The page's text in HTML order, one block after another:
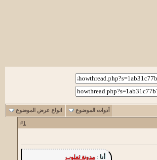
أدوات الموضوع انواع عرض الموضوع
1
أنا :مدونة ثعلوب